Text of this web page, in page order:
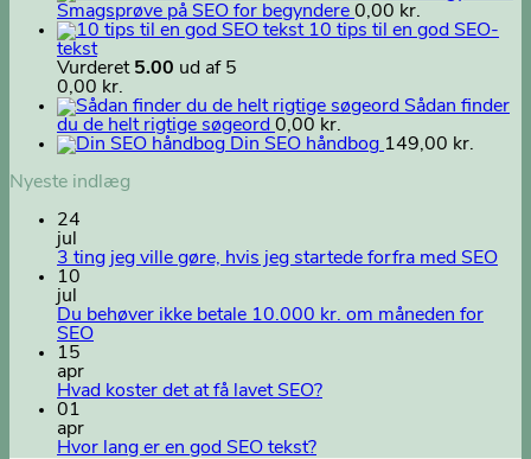
Smagsprøve på SEO for begyndere 0,00 kr.
10 tips til en god SEO-
tekst
Vurderet 5.00 ud af 5
0,00 kr.
Sådan finder
du de helt rigtige søgeord 0,00 kr.
Din SEO håndbog 149,00 kr.
Nyeste indlæg
24
jul
3 ting jeg ville gøre, hvis jeg startede forfra med SEO
10
jul
Du behøver ikke betale 10.000 kr. om måneden for
SEO
15
apr
Hvad koster det at få lavet SEO?
01
apr
Hvor lang er en god SEO tekst?